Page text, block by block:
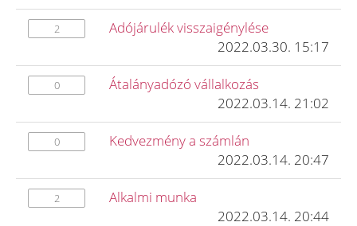
2
Adójárulék visszaigénylése
2022.03.30. 15:17
0
Átalányadózó vállalkozás
2022.03.14. 21:02
0
Kedvezmény a számlán
2022.03.14. 20:47
2
Alkalmi munka
2022.03.14. 20:44